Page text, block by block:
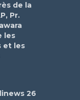
de la
Pr.
les
et les
26